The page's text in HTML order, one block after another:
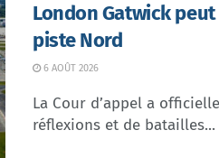
London Gatwick
piste Nord
6 AOÛT 2026
La Cour d’appel a
réflexions et de batailles...